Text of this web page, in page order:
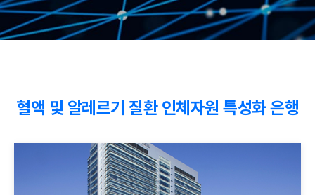
혈액 및 알레르기 질환 인체자원 특성화 은행